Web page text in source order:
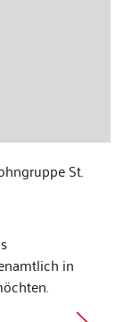
St.
in